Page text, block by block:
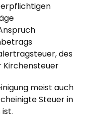
des
Kirchensteuer
meist auch
Steuer in